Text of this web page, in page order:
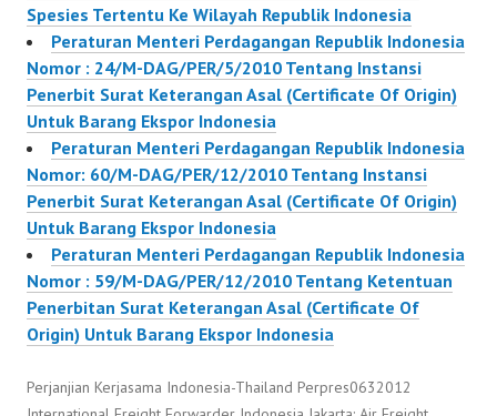
Spesies Tertentu Ke Wilayah Republik Indonesia
Peraturan Menteri Perdagangan Republik Indonesia
Nomor : 24/M-DAG/PER/5/2010 Tentang Instansi
Penerbit Surat Keterangan Asal (Certificate Of Origin)
Untuk Barang Ekspor Indonesia
Peraturan Menteri Perdagangan Republik Indonesia
Nomor: 60/M-DAG/PER/12/2010 Tentang Instansi
Penerbit Surat Keterangan Asal (Certificate Of Origin)
Untuk Barang Ekspor Indonesia
Peraturan Menteri Perdagangan Republik Indonesia
Nomor : 59/M-DAG/PER/12/2010 Tentang Ketentuan
Penerbitan Surat Keterangan Asal (Certificate Of
Origin) Untuk Barang Ekspor Indonesia
Perjanjian Kerjasama Indonesia-Thailand Perpres0632012